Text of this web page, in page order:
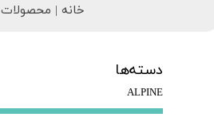
خانه | محصولات
دسته‌ها
ALPINE